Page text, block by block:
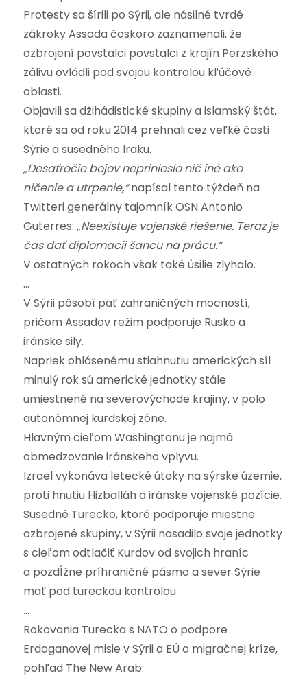
Protesty sa šírili po Sýrii, ale násilné tvrdé
zákroky Assada čoskoro zaznamenali, že
ozbrojení povstalci povstalci z krajín Perzského
zálivu ovládli pod svojou kontrolou kľúčové
oblasti.
Objavili sa džihádistické skupiny a islamský štát,
ktoré sa od roku 2014 prehnali cez veľké časti
Sýrie a susedného Iraku.
„Desaťročie bojov neprinieslo nič iné ako
ničenie a utrpenie,“napísal tento týždeň na
Twitteri generálny tajomník OSN Antonio
Guterres: „Neexistuje vojenské riešenie. Teraz je
čas dať diplomacii šancu na prácu.“
V ostatných rokoch však také úsilie zlyhalo.
…
V Sýrii pôsobí päť zahraničných mocností,
pričom Assadov režim podporuje Rusko a
iránske sily.
Napriek ohlásenému stiahnutiu amerických síl
minulý rok sú americké jednotky stále
umiestnené na severovýchode krajiny, v polo
autonómnej kurdskej zóne.
Hlavným cieľom Washingtonu je najmä
obmedzovanie iránskeho vplyvu.
Izrael vykonáva letecké útoky na sýrske územie,
proti hnutiu Hizballáh a iránske vojenské pozície.
Susedné Turecko, ktoré podporuje miestne
ozbrojené skupiny, v Sýrii nasadilo svoje jednotky
s cieľom odtlačiť Kurdov od svojich hraníc
a pozdĺžne príhraničné pásmo a sever Sýrie
mať pod tureckou kontrolou.
…
Rokovania Turecka s NATO o podpore
Erdoganovej misie v Sýrii a EÚ o migračnej kríze,
pohľad The New Arab: